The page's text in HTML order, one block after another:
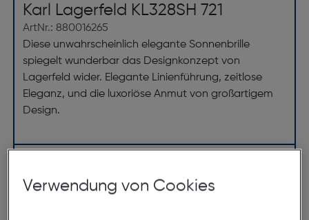
Karl Lagerfeld KL328SH 721
ArtNr.: 880016265
Diese unwahrscheinlich elegante Sonnenbrille
spiegelt wunderbar das Designkonzept von
Lagerfeld wider. Elegante Linienführung, zeitlose
Eleganz, und die luxoriöse Anmut von großartigem
Design.
Brillenbreite: 140mm
Verwendung von Cookies